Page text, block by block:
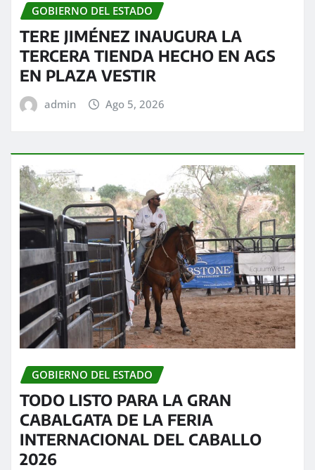
GOBIERNO DEL ESTADO
TERE JIMÉNEZ INAUGURA LA
TERCERA TIENDA HECHO EN AGS
EN PLAZA VESTIR
admin Ago 5, 2026
GOBIERNO DEL ESTADO
TODO LISTO PARA LA GRAN
CABALGATA DE LA FERIA
INTERNACIONAL DEL CABALLO
2026